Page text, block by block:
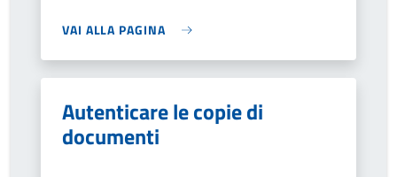
VAI ALLA PAGINA
Autenticare le copie di
documenti